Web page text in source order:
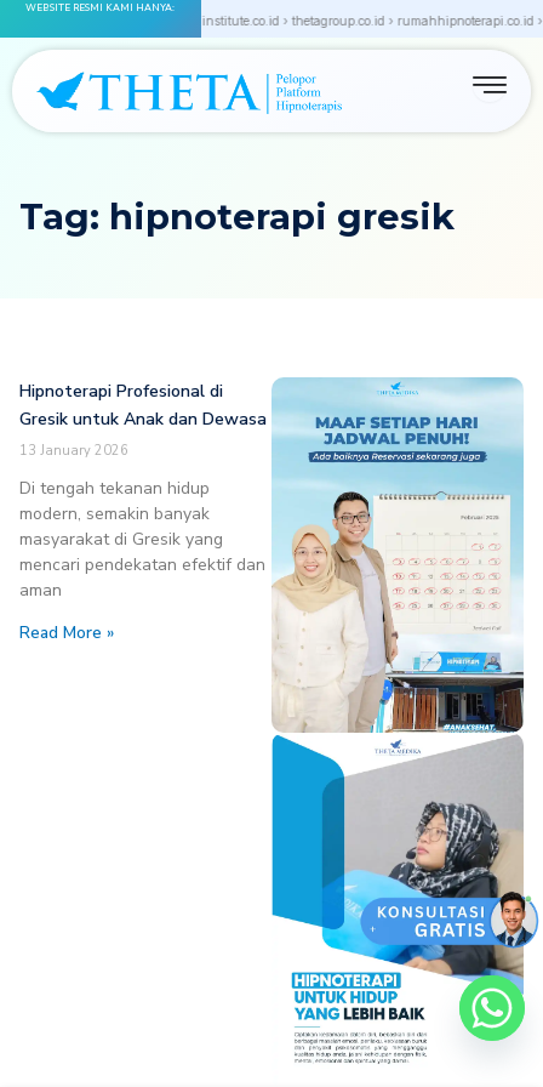
Skip
content
WEBSITE RESMI KAMI HANYA:
› thetamedika.co.id › thetainstitute.co.id › thetagroup.co.id › rumahhipnoterapi.co.id
Tag: hipnoterapi gresik
Hipnoterapi Profesional di
Gresik untuk Anak dan Dewasa
13 January 2026
Di tengah tekanan hidup
modern, semakin banyak
masyarakat di Gresik yang
mencari pendekatan efektif dan
aman
Read More »